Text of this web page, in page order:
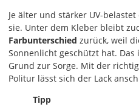
Je älter und stärker UV-
sie. Unter dem Kleber bleibt
Farbunterschied zurück, weil
Sonnenlicht geschützt hat.
Grund zur Sorge. Mit der
Politur lässt sich der Lack
Tipp